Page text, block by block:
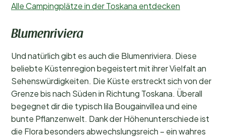
Alle Campingplätze in der Toskana entdecken
Blumenriviera
Und natürlich gibt es auch die Blumenriviera. Diese
beliebte Küstenregion begeistert mit ihrer Vielfalt an
Sehenswürdigkeiten. Die Küste erstreckt sich von der
Grenze bis nach Süden in Richtung Toskana. Überall
begegnet dir die typisch lila Bougainvillea und eine
bunte Pflanzenwelt. Dank der Höhenunterschiede ist
die Flora besonders abwechslungsreich – ein wahres